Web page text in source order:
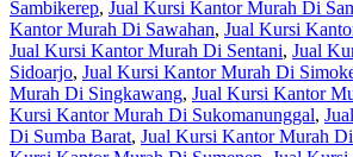
Sambikerep, Jual Kursi Kantor Murah Di
Kantor Murah Di Sawahan, Jual Kursi
Jual Kursi Kantor Murah Di Sentani, Jual
Sidoarjo, Jual Kursi Kantor Murah Di
Murah Di Singkawang, Jual Kursi Kantor
Kursi Kantor Murah Di Sukomanunggal,
Di Sumba Barat, Jual Kursi Kantor Murah